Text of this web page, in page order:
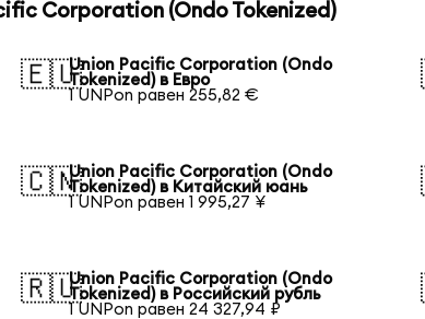
Corporation (Ondo Tokenized)
🇪🇺Union Pacific Corporation (Ondo
Tokenized) в Евро
1 UNPon равен 255,82 €
🇨🇳Union Pacific Corporation (Ondo
Tokenized) в Китайский юань
1 UNPon равен 1 995,27 ¥
🇷🇺Union Pacific Corporation (Ondo
Tokenized) в Российский рубль
1 UNPon равен 24 327,94 ₽